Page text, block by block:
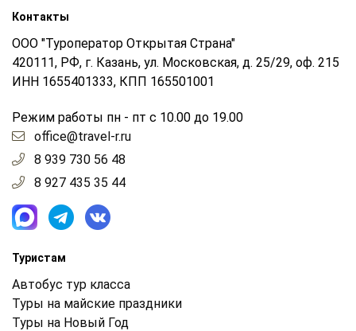
Контакты
ООО "Туроператор Открытая Страна"
420111, РФ, г. Казань, ул. Московская, д. 25/29, оф. 215
ИНН 1655401333, КПП 165501001
Режим работы пн - пт с 10.00 до 19.00
office@travel-r.ru
8 939 730 56 48
8 927 435 35 44
Туристам
Автобус тур класса
Туры на майские праздники
Туры на Новый Год